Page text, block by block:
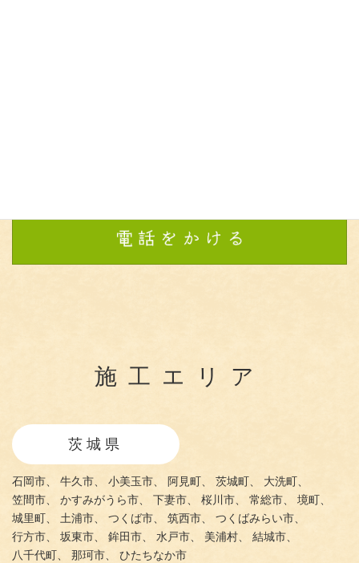
施工エリア
茨城県
石岡市、 牛久市、 小美玉市、 阿見町、 茨城町、
大洗町、
笠間市、
かすみがうら市、 下妻市、 桜川市、 常総市、
境町、
城里町、
土浦市、 つくば市、 筑西市、
つくばみらい市、
行方市、
坂東市、 鉾田市、 水戸市、 美浦村、
結城市、
八千代町、
那珂市、 ひたちなか市